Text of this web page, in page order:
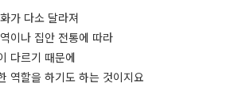
가 다소 달라져
이나 집안 전통에 따라
다르기 때문에
역할을 하기도 하는 것이지요